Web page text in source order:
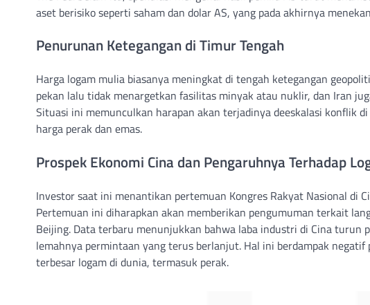
aset berisiko seperti saham dan dolar AS, yang pada akhirnya
Penurunan Ketegangan di Timur Tengah
Harga logam mulia biasanya meningkat di tengah ketegangan
pekan lalu tidak menargetkan fasilitas minyak atau nuklir, dan Iran
Situasi ini memunculkan harapan akan terjadinya deeskalasi konflik
harga perak dan emas.
Prospek Ekonomi Cina dan Pengaruhnya Terhadap
Investor saat ini menantikan pertemuan Kongres Rakyat Nasional di
Pertemuan ini diharapkan akan memberikan pengumuman terkait
Beijing. Data terbaru menunjukkan bahwa laba industri di Cina turun
lemahnya permintaan yang terus berlanjut. Hal ini berdampak
terbesar logam di dunia, termasuk perak.